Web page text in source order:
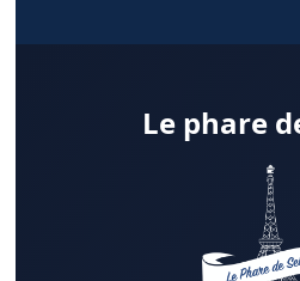
Le phare